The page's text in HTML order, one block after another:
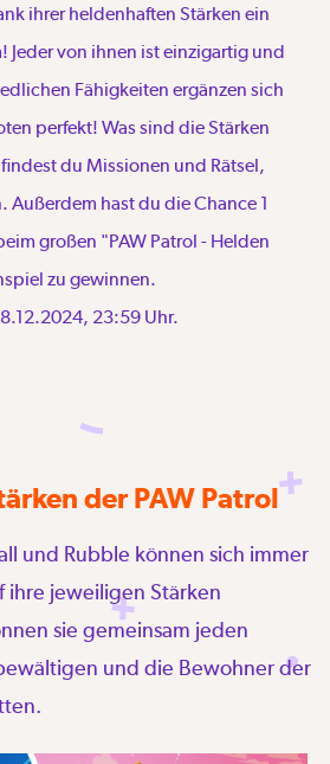
ihrer heldenhaften Stärken ein
Jeder von ihnen ist einzigartig und
Fähigkeiten ergänzen sich
perfekt! Was sind die Stärken
du Missionen und Rätsel,
Außerdem hast du die Chance 1
großen "PAW Patrol - Helden
zu gewinnen.
23:59 Uhr.
der PAW Patrol
und Rubble können sich immer
ihre jeweiligen Stärken
sie gemeinsam jeden
und die Bewohner der